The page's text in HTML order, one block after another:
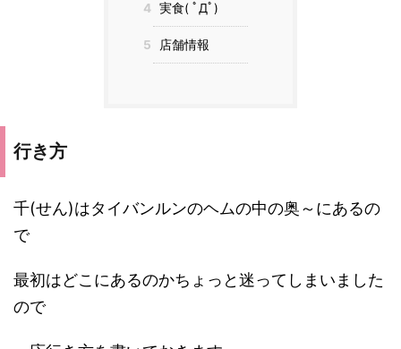
4 実食( ﾟДﾟ)
5 店舗情報
行き方
千(せん)はタイバンルンのヘムの中の奥～にあるの
で
最初はどこにあるのかちょっと迷ってしまいました
ので